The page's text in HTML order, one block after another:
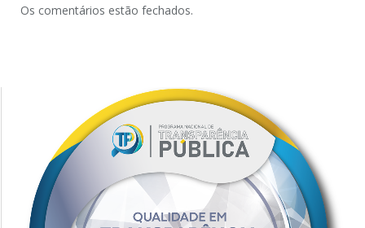
Os comentários estão fechados.